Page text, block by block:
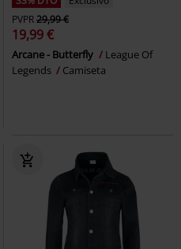
PVPR29,99 €
19,99 €
Arcane - Butterfly
League Of
Legends
Camiseta